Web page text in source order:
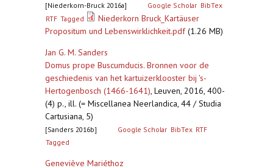
[Niederkorn-Bruck 2016a] Google Scholar BibTex
RTF Tagged
Niederkorn Bruck_Kartäuser
Propositum und Lebenswirklichkeit.pdf(1.26 MB)
Jan G. M. Sanders
Domus prope Buscumducis. Bronnen voor de
geschiedenis van het kartuizerklooster bij 's-
Hertogenbosch (1466-1641), Leuven, 2016, 400-
(4) p., ill. (= Miscellanea Neerlandica, 44 / Studia
Cartusiana, 5)
[Sanders 2016b] Google Scholar BibTex RTF
Tagged
Geneviève Mariéthoz